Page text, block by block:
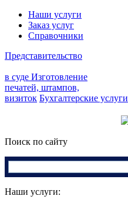
Наши услуги
Заказ услуг
Справочники
Представительство
в суде Изготовление
печатей, штампов,
визиток Бухгалтерские услуги
Поиск по сайту
Наши услуги: